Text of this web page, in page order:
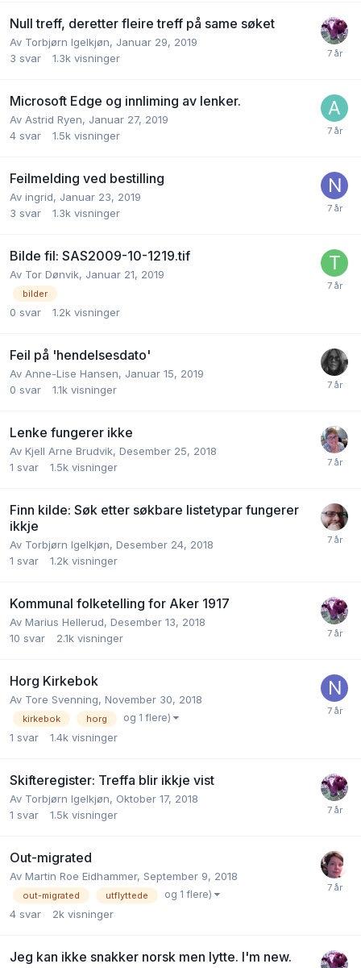
Null treff, deretter fleire treff på same søket
Av Torbjørn Igelkjøn, Januar 29, 2019
3 svar 1.3k visninger
Microsoft Edge og innliming av lenker.
Av Astrid Ryen, Januar 27, 2019
4 svar 1.5k visninger
Feilmelding ved bestilling
Av ingrid, Januar 23, 2019
3 svar 1.3k visninger
Bilde fil: SAS2009-10-1219.tif
Av Tor Dønvik, Januar 21, 2019
bilder
0 svar 1.2k visninger
Feil på 'hendelsesdato'
Av Anne-Lise Hansen, Januar 15, 2019
0 svar 1.1k visninger
Lenke fungerer ikke
Av Kjell Arne Brudvik, Desember 25, 2018
1 svar 1.5k visninger
Finn kilde: Søk etter søkbare listetypar fungerer
ikkje
Av Torbjørn Igelkjøn, Desember 24, 2018
1 svar 1.2k visninger
Kommunal folketelling for Aker 1917
Av Marius Hellerud, Desember 13, 2018
10 svar 2.1k visninger
Horg Kirkebok
Av Tore Svenning, November 30, 2018
kirkebok horg og 1 flere)
1 svar 1.4k visninger
Skifteregister: Treffa blir ikkje vist
Av Torbjørn Igelkjøn, Oktober 17, 2018
1 svar 1.5k visninger
Out-migrated
Av Martin Roe Eidhammer, September 9, 2018
out-migrated utflyttede og 1 flere)
4 svar 2k visninger
Jeg kan ikke snakker norsk men lytte. I'm new.